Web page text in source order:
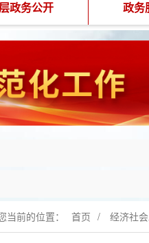
政务公开 政务
当前的位置： 首页 / 经济社